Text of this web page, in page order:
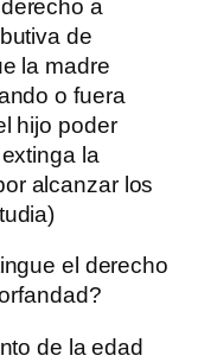
a
de
la madre
o fuera
hijo poder
la
alcanzar los
el derecho
de la edad